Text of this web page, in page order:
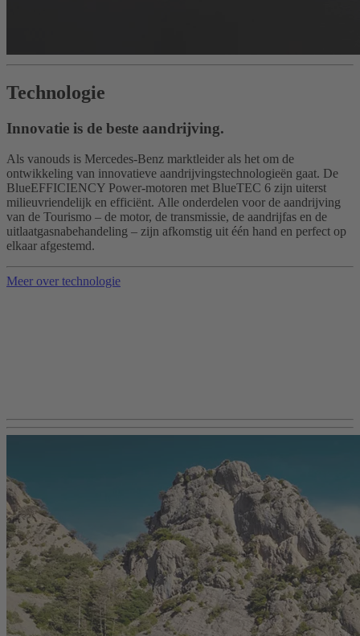
Technologie
Innovatie is de beste aandrijving.
Als vanouds is Mercedes-Benz marktleider als het om de
ontwikkeling van innovatieve aandrijvingstechnologieën gaat. De
BlueEFFICIENCY Power-motoren met BlueTEC 6 zijn uiterst
milieuvriendelijk en efficiënt. Alle onderdelen voor de aandrijving
van de Tourismo – de motor, de transmissie, de aandrijfas en de
uitlaatgasnabehandeling – zijn afkomstig uit één hand en perfect op
elkaar afgestemd.
Meer over technologie